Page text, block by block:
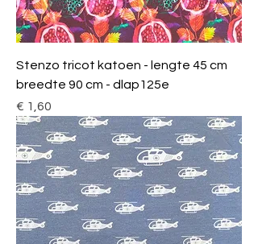
Stenzo tricot katoen - lengte 45 cm
breedte 90 cm - dlap125e
Prijs
€ 1,60